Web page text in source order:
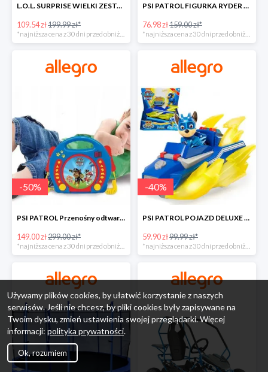
L.O.L. SURPRISE WIELKI ZESTAW NIESPODZIANKA 4 GRY -45%
109.54 zł199.99 zł*
PSI PATROL FIGURKA RYDER + QUAD POJAZD RATUNKOWY -51%
76.98 zł159.00 zł*
-50%
PSI PATROL Przenośny odtwarzacz CD Karaoke PAW -50%
149.00 zł299.00 zł*
*najniższa cena z 30 dni przed obniżką
-40%
PSI PATROL POJAZD DELUXE FIGURKA CHASE MIGHTY PUPS -40%
59.90 zł99.99 zł*
*najniższa cena z 30 dni przed obniżką
Używamy plików cookies, by ułatwić korzystanie z naszych
serwisów. Jeśli nie chcesz, by pliki cookies były zapisywane na
Twoim dysku, zmień ustawienia swojej przeglądarki. Więcej
informacji: polityka prywatności.
Ok, rozumiem